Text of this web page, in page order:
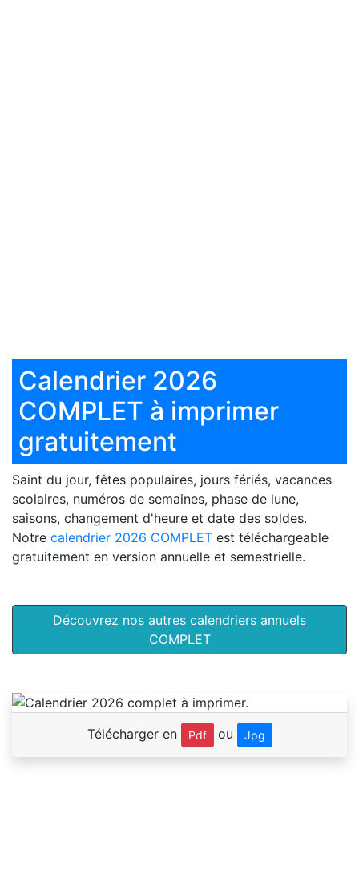
Calendrier 2026
COMPLET à imprimer
gratuitement
Saint du jour, fêtes populaires, jours fériés, vacances
scolaires, numéros de semaines, phase de lune,
saisons, changement d'heure et date des soldes.
Notre calendrier 2026 COMPLET est téléchargeable
gratuitement en version annuelle et semestrielle.
Découvrez nos autres calendriers annuels
COMPLET
Télécharger en Pdf ou Jpg